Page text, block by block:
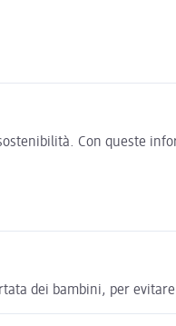
Con queste
dei bambini, per